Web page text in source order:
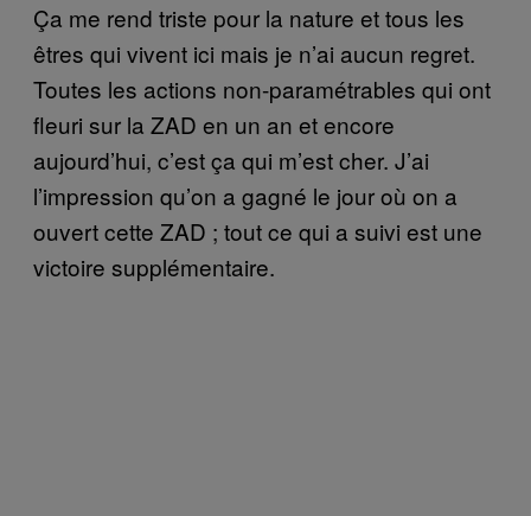
Ça me rend triste pour la nature et tous les
êtres qui vivent ici mais je n’ai aucun regret.
Toutes les actions non-paramétrables qui ont
fleuri sur la ZAD en un an et encore
aujourd’hui, c’est ça qui m’est cher. J’ai
l’impression qu’on a gagné le jour où on a
ouvert cette ZAD ; tout ce qui a suivi est une
victoire supplémentaire.